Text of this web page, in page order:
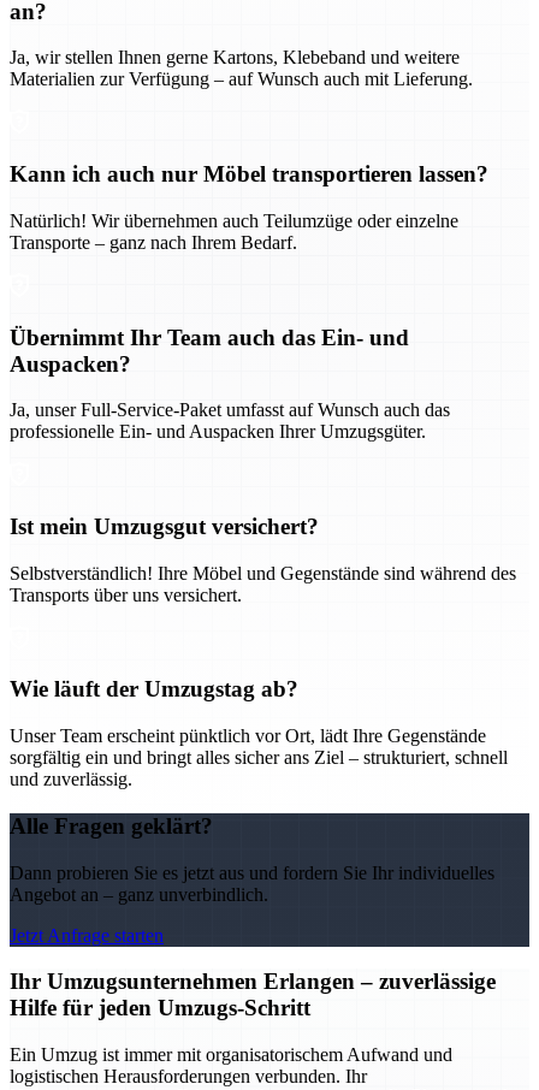
an?
Ja, wir stellen Ihnen gerne Kartons, Klebeband und weitere
Materialien zur Verfügung – auf Wunsch auch mit Lieferung.
Kann ich auch nur Möbel transportieren lassen?
Natürlich! Wir übernehmen auch Teilumzüge oder einzelne
Transporte – ganz nach Ihrem Bedarf.
Übernimmt Ihr Team auch das Ein- und
Auspacken?
Ja, unser Full-Service-Paket umfasst auf Wunsch auch das
professionelle Ein- und Auspacken Ihrer Umzugsgüter.
Ist mein Umzugsgut versichert?
Selbstverständlich! Ihre Möbel und Gegenstände sind während des
Transports über uns versichert.
Wie läuft der Umzugstag ab?
Unser Team erscheint pünktlich vor Ort, lädt Ihre Gegenstände
sorgfältig ein und bringt alles sicher ans Ziel – strukturiert, schnell
und zuverlässig.
Alle Fragen geklärt?
Dann probieren Sie es jetzt aus und fordern Sie Ihr individuelles
Angebot an – ganz unverbindlich.
Jetzt Anfrage starten
Ihr Umzugsunternehmen Erlangen – zuverlässige
Hilfe für jeden Umzugs-Schritt
Ein Umzug ist immer mit organisatorischem Aufwand und
logistischen Herausforderungen verbunden. Ihr